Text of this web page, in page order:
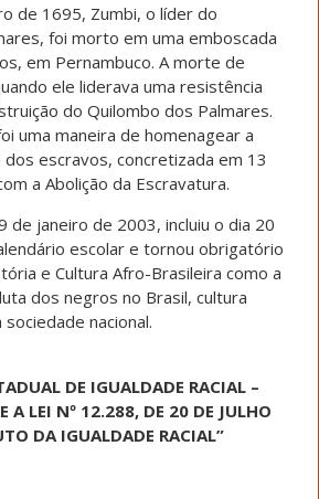
de 1695, Zumbi, o líder do
foi morto em uma emboscada
em Pernambuco. A morte de
ele liderava uma resistência
do Quilombo dos Palmares.
uma maneira de homenagear a
escravos, concretizada em 13
a Abolição da Escravatura.
de janeiro de 2003, incluiu o dia 20
escolar e tornou obrigatório
e Cultura Afro-Brasileira como a
dos negros no Brasil, cultura
nacional.
DE IGUALDADE RACIAL –
A LEI Nº 12.288, DE 20 DE JULHO
DA IGUALDADE RACIAL”